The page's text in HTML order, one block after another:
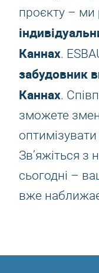
проєкту –
Каннах.
забудовник
Каннах.
зможете
Зв’яжіться
сьогодні –
вже